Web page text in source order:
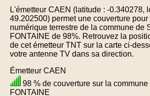
L'émetteur CAEN (latitude : -0.340278,
49.202500) permet une couverture
numérique terrestre de la commune de
FONTAINE de 98%. Retrouvez la
de cet émetteur TNT sur la carte ci-
votre antenne TV dans sa direction.
Émetteur CAEN
98 % de couverture sur la
FONTAINE